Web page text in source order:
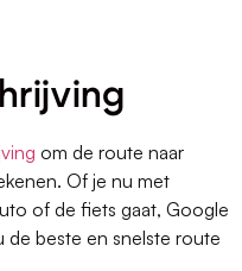
om de route naar
Of je nu met
of de fiets gaat, Google
de beste en snelste route